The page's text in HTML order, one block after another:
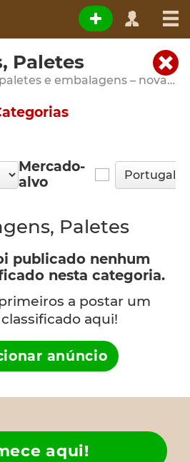
Paletes
Venda e compra de paletes e embalagens – novas, usadas e personalizadas
Mercado-
alvo
Paletes
publicado nenhum
nesta categoria.
a postar um
aqui!
anúncio
aqui!